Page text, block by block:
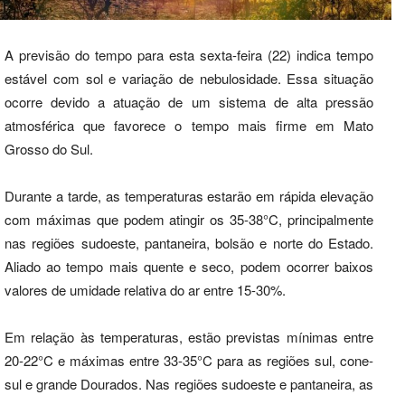
A previsão do tempo para esta sexta-feira (22) indica tempo
estável com sol e variação de nebulosidade. Essa situação
ocorre devido a atuação de um sistema de alta pressão
atmosférica que favorece o tempo mais firme em Mato
Grosso do Sul.
Durante a tarde, as temperaturas estarão em rápida elevação
com máximas que podem atingir os 35-38°C, principalmente
nas regiões sudoeste, pantaneira, bolsão e norte do Estado.
Aliado ao tempo mais quente e seco, podem ocorrer baixos
valores de umidade relativa do ar entre 15-30%.
Em relação às temperaturas, estão previstas mínimas entre
20-22°C e máximas entre 33-35°C para as regiões sul, cone-
sul e grande Dourados. Nas regiões sudoeste e pantaneira, as